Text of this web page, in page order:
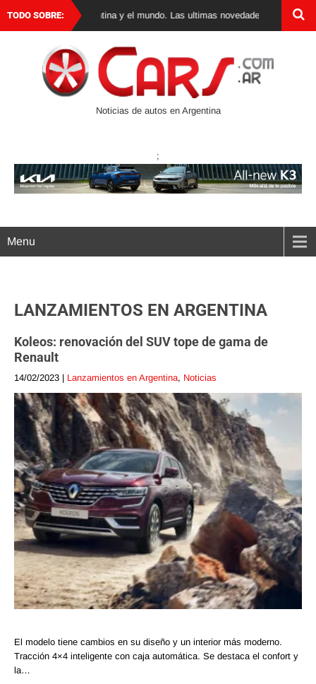
TODO SOBRE:
0 km en Argentina y el mundo. Las ultimas novedades, lanzamientos y
Noticias de autos en Argentina
;
Menu
LANZAMIENTOS EN ARGENTINA
Koleos: renovación del SUV tope de gama de
Renault
14/02/2023 | Lanzamientos en Argentina, Noticias
El modelo tiene cambios en su diseño y un interior más moderno.
Tracción 4×4 inteligente con caja automática. Se destaca el confort y
la…